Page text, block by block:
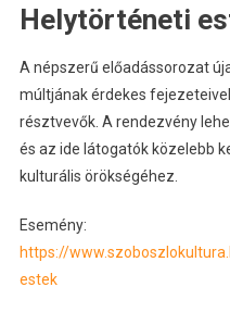
Helytörténeti
A népszerű előadássorozat
múltjának érdekes
résztvevők. A rendezvény
és az ide látogatók közelebb
kulturális örökségéhez.
Esemény:
https://
estek